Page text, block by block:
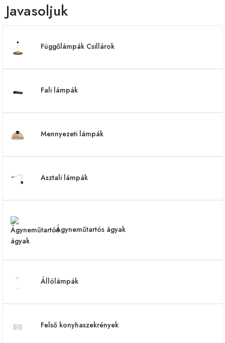
Javasoljuk
Függőlámpák Csillárok
Fali lámpák
Mennyezeti lámpák
Asztali lámpák
Ágyneműtartós ágyak
Állólámpák
Felső konyhaszekrények